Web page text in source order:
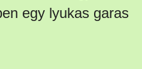
egy lyukas garas